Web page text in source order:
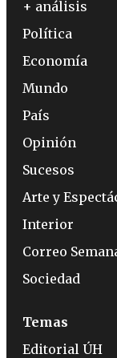
+ análisis
Política
Economía
Mundo
País
Opinión
Sucesos
Arte y
Interior
Correo
Sociedad
Temas
Editorial ÚH